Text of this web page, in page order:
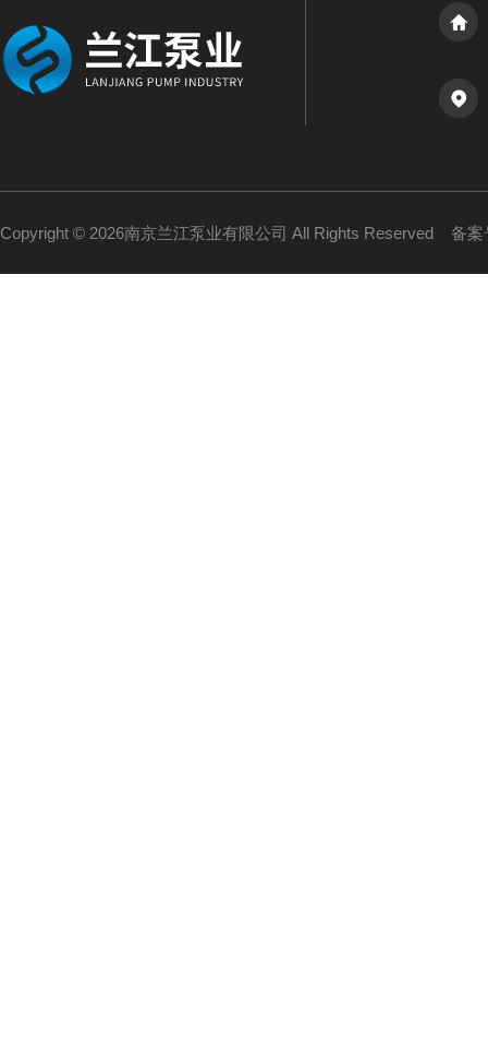
Copyright © 2026南京兰江泵业有限公司 All Rights Reserved 备案